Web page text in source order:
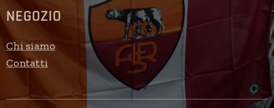
NEGOZIO
Chi siamo
Contatti